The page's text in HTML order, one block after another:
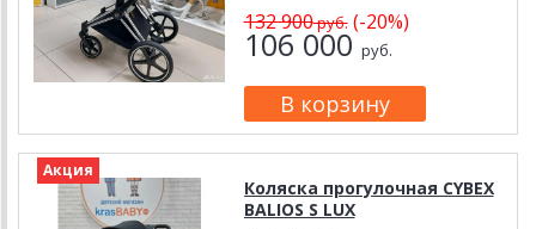
132 900руб.(-20%)
106 000руб.
Акция
Коляска прогулочная CYBEX
BALIOS S LUX